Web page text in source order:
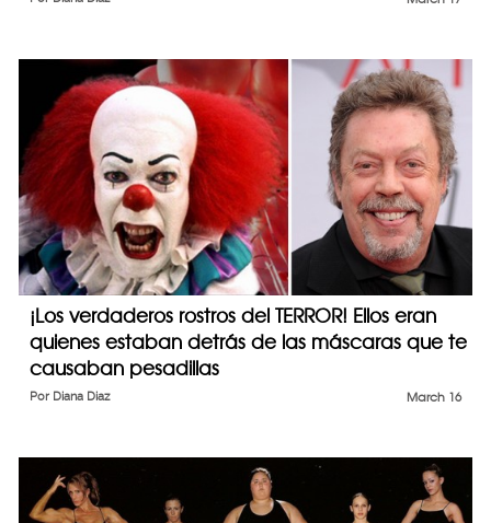
¡Los verdaderos rostros del TERROR! Ellos eran
quienes estaban detrás de las máscaras que te
causaban pesadillas
March 16
Por Diana Diaz